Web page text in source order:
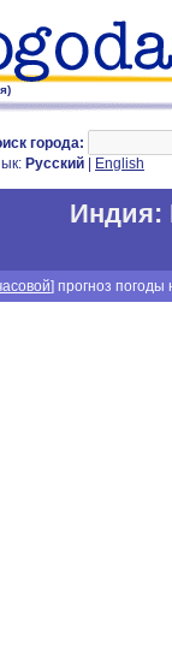
города:
Русский English
Индия:
] прогноз погоды